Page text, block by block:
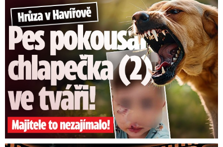
Hrůza v Havířově: Pes pokousal chlapečka (2) ve tváři!